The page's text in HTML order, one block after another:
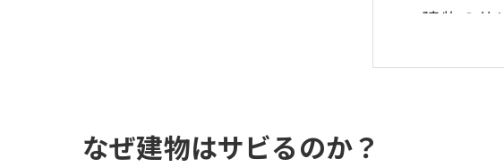
建物のサ
DIYでで
なぜ建物はサビるのか？